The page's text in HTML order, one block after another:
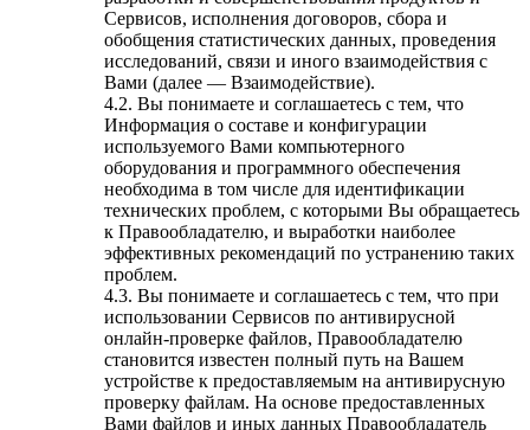
Сервисов, исполнения договоров, сбора и
обобщения статистических данных, проведения
исследований, связи и иного взаимодействия с
Вами (далее — Взаимодействие).
4.2. Вы понимаете и соглашаетесь с тем, что
Информация о составе и конфигурации
используемого Вами компьютерного
оборудования и программного обеспечения
необходима в том числе для идентификации
технических проблем, с которыми Вы обращаетесь
к Правообладателю, и выработки наиболее
эффективных рекомендаций по устранению таких
проблем.
4.3. Вы понимаете и соглашаетесь с тем, что при
использовании Сервисов по антивирусной
онлайн-проверке файлов, Правообладателю
становится известен полный путь на Вашем
устройстве к предоставляемым на антивирусную
проверку файлам. На основе предоставленных
Вами файлов и иных данных Правообладатель